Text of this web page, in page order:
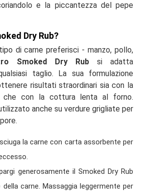
e la piccantezza del pepe
Dry Rub?
di carne preferisci - manzo, pollo,
Smoked Dry Rub si adatta
taglio. La sua formulazione
risultati straordinari sia con la
che con la cottura lenta al forno.
anche su verdure grigliate per
la carne con carta assorbente per
generosamente il Smoked Dry Rub
carne. Massaggia leggermente per